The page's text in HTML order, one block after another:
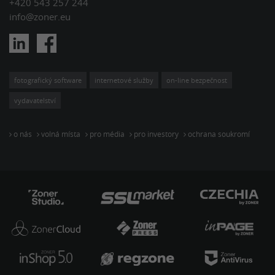
+420 543 257 244
info@zoner.eu
fotografický software internetové služby on-line bezpečnost
vydavatelství
o nás volná místa pro média pro investory ochrana soukromí